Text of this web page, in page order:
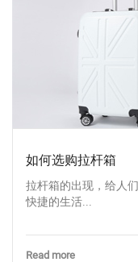
如何选购拉杆箱
拉杆箱的出现，给人
快捷的生活...
Read more